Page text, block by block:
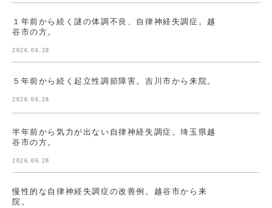
１年前から続く謎の体調不良、自律神経失調症。越
谷市の方。
2026.06.28
５年前から続く起立性調節障害。吉川市から来院。
2026.06.28
半年前から気力が出ない自律神経失調症。埼玉県越
谷市の方。
2026.06.28
慢性的な自律神経失調症の改善例。越谷市から来
院。